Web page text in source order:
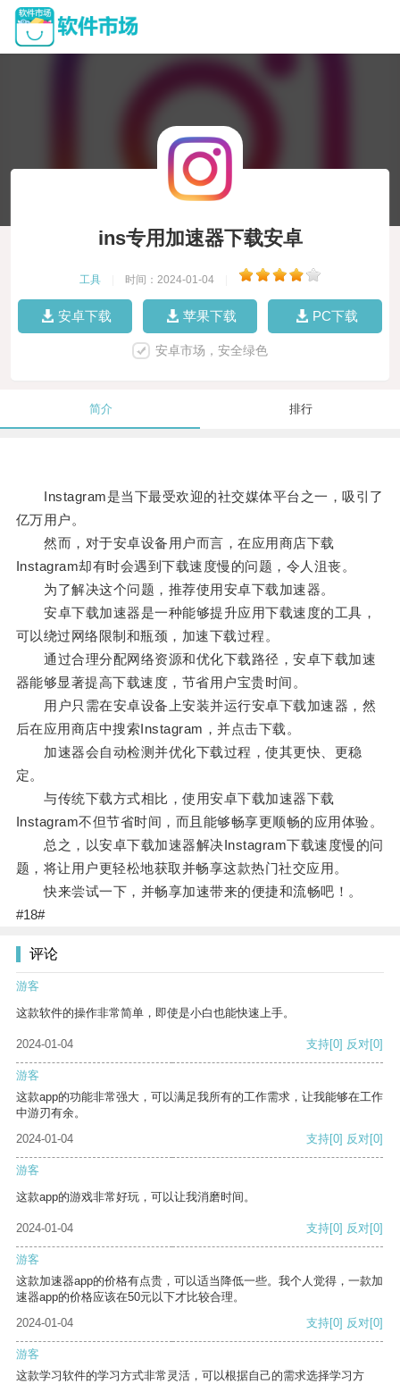
ins专用加速器下载安卓
工具 时间：2024-01-04
安卓下载 苹果下载 PC下载
安卓市场，安全绿色
简介 排行
Instagram是当下最受欢迎的社交媒体平台之一，吸引了
亿万用户。
然而，对于安卓设备用户而言，在应用商店下载
Instagram却有时会遇到下载速度慢的问题，令人沮丧。
为了解决这个问题，推荐使用安卓下载加速器。
安卓下载加速器是一种能够提升应用下载速度的工具，
可以绕过网络限制和瓶颈，加速下载过程。
通过合理分配网络资源和优化下载路径，安卓下载加速
器能够显著提高下载速度，节省用户宝贵时间。
用户只需在安卓设备上安装并运行安卓下载加速器，然
后在应用商店中搜索Instagram，并点击下载。
加速器会自动检测并优化下载过程，使其更快、更稳
定。
与传统下载方式相比，使用安卓下载加速器下载
Instagram不但节省时间，而且能够畅享更顺畅的应用体验。
总之，以安卓下载加速器解决Instagram下载速度慢的问
题，将让用户更轻松地获取并畅享这款热门社交应用。
快来尝试一下，并畅享加速带来的便捷和流畅吧！。
#18#
评论
游客
这款软件的操作非常简单，即使是小白也能快速上手。
2024-01-04 支持[0] 反对[0]
游客
这款app的功能非常强大，可以满足我所有的工作需求，让我能够在工作
中游刃有余。
2024-01-04
支持[0] 反对[0]
游客
这款app的游戏非常好玩，可以让我消磨时间。
2024-01-04 支持[0] 反对[0]
游客
这款加速器app的价格有点贵，可以适当降低一些。我个人觉得，一款加
速器app的价格应该在50元以下才比较合理。
2024-01-04
支持[0] 反对[0]
游客
这款学习软件的学习方式非常灵活，可以根据自己的需求选择学习方